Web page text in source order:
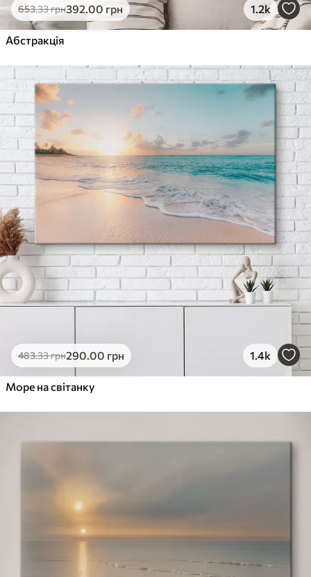
653.33грн392.00 грн 1.2k
Абстракція
483.33грн290.00 грн 1.4k
Море на світанку